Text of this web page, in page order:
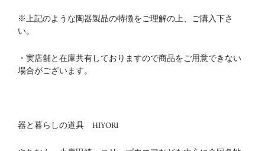
※上記のような陶器製品の特徴をご理解の上、ご購入下さ
い。
・実店舗と在庫共有しておりますので商品をご用意できない
場合がございます。
器と暮らしの道具 HIYORI